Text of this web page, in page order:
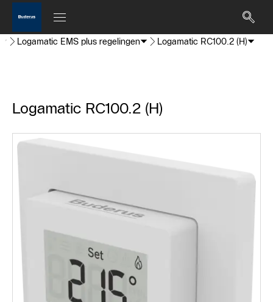
Logamatic EMS plus regelingen Logamatic RC100.2 (H)
Logamatic RC100.2 (H)